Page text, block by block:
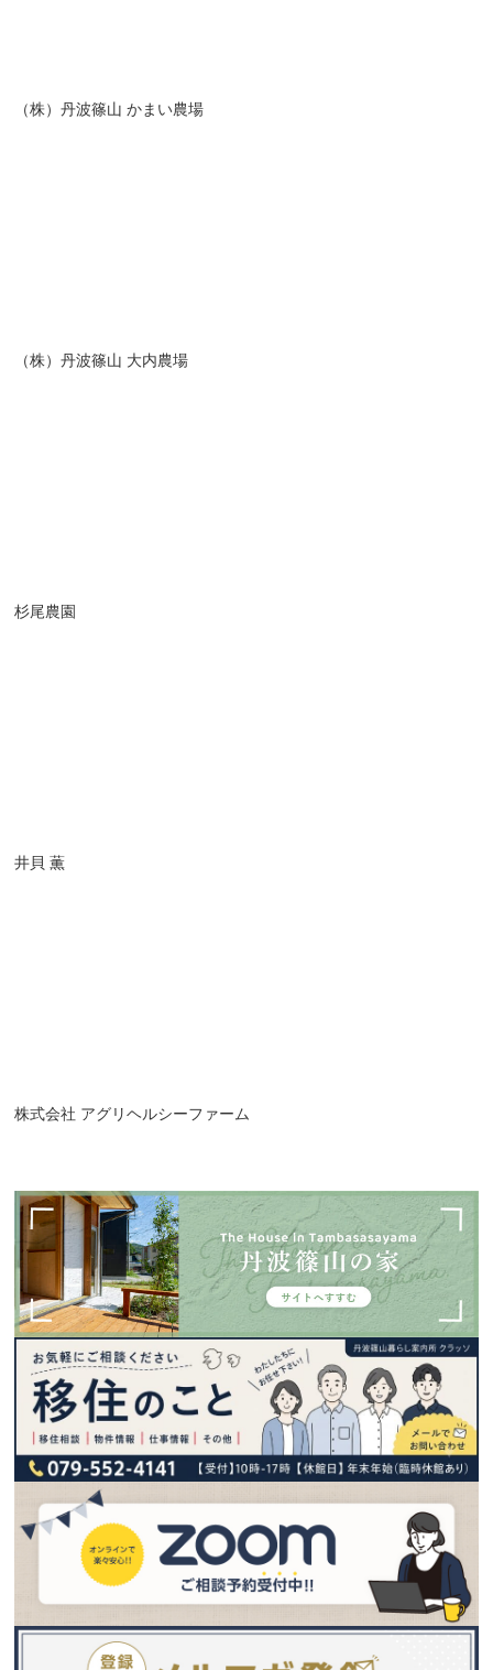
（株）丹波篠山 かまい農場
（株）丹波篠山 大内農場
杉尾農園
井貝 薫
株式会社 アグリヘルシーファーム